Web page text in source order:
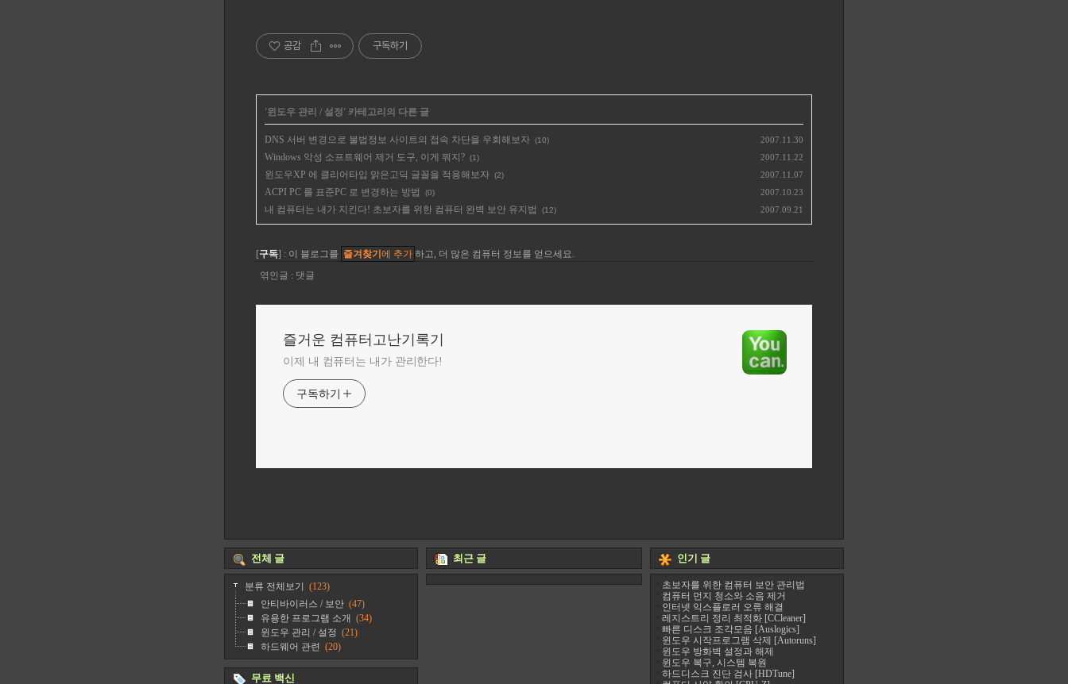
공감 구독하기
'윈도우 관리 / 설정 ' 카테고리의 다른 글
DNS 서버 변경으로 불법정보 사이트의 접속 차단을 우회해보자 (10) 2007.11.30
Windows 악성 소프트웨어 제거 도구, 이게 뭐지? (1) 2007.11.22
윈도우XP 에 클리어타입 맑은고딕 글꼴을 적용해보자 (2) 2007.11.07
ACPI PC 를 표준PC 로 변경하는 방법 (0) 2007.10.23
내 컴퓨터는 내가 지킨다! 초보자를 위한 컴퓨터 완벽 보안 유지법 (12) 2007.09.21
[구독] : 이 블로그를 즐겨찾기 에 추가 하고, 더 많은 컴퓨터 정보를 얻으세요.
엮인글 : 댓글
즐거운 컴퓨터고난기록기
이제 내 컴퓨터는 내가 관리한다!
구독하기
전체 글
분류 전체보기
(123)
안티바이러스 / 보안 (47)
유용한 프로그램 소개 (34)
윈도우 관리 / 설정 (21)
하드웨어 관련 (20)
무료 백신
최근 글 인기 글
초보자를 위한 컴퓨터 보안 관리법
컴퓨터 먼지 청소와 소음 제거
인터넷 익스플로러 오류 해결
레지스트리 정리 최적화 [CCleaner]
빠른 디스크 조각모음 [Auslogics]
윈도우 시작프로그램 삭제 [Autoruns]
윈도우 방화벽 설정과 해제
윈도우 복구, 시스템 복원
하드디스크 진단 검사 [HDTune]